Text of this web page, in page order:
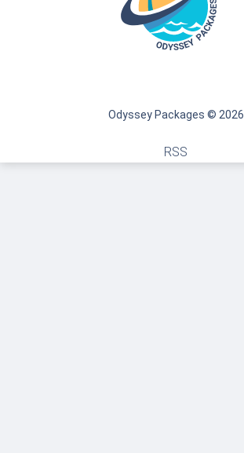
Odyssey Packages © 2026
RSS